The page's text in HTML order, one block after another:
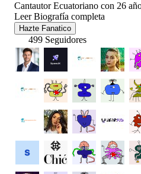
Cantautor Ecuatoriano con 26
Leer Biografía completa
Hazte Fanatico
499 Seguidores